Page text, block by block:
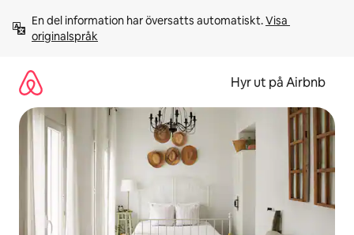
innehåll
En del information har översatts automatiskt. Visa
originalspråk
Hyr ut på Airbnb